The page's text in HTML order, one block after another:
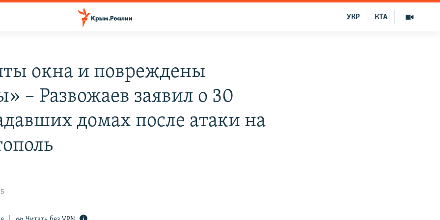
КТА
УКР
окна и повреждены
– Развожаев заявил о 30
домах после атаки на